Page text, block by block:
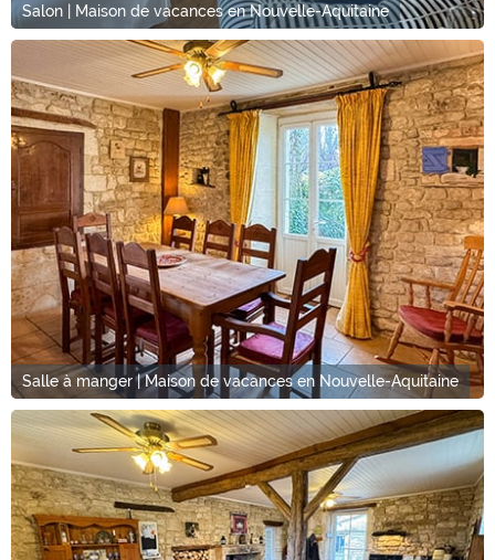
Salon | Maison de vacances en Nouvelle-Aquitaine
Salle à manger | Maison de vacances en Nouvelle-Aquitaine